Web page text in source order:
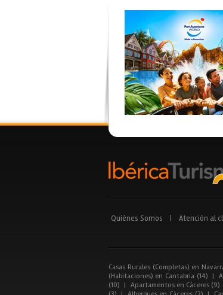
Quiénes Somos Atención al
Casas Rurales (Completas) en
(Habitaciones) en Cantabria (14)
|
(10)
| Apartamentos en Cáceres (9)